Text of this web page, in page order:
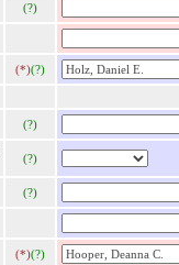
(?)
(*)(?)
(?)
(?)
(?)
(*)(?)